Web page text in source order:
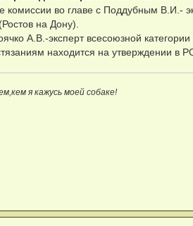
комиссии во главе с Поддубным В.И.-
на Дону).
А.В.-эксперт всесоюзной
находится на утверждении в
я кажусь моей собаке!